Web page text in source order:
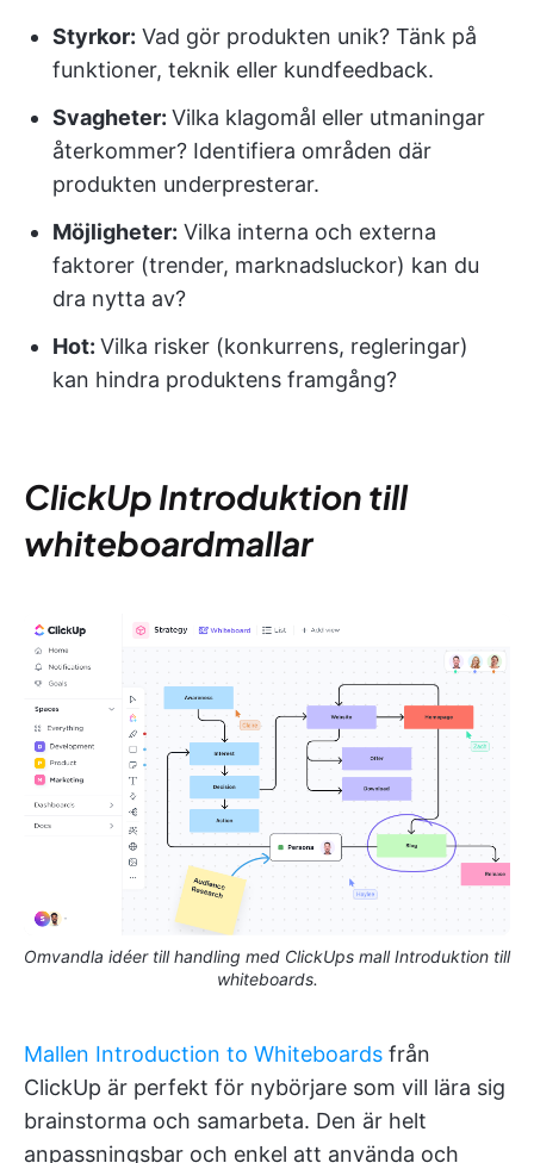
Styrkor: Vad gör produkten unik? Tänk på
funktioner, teknik eller kundfeedback.
Svagheter: Vilka klagomål eller utmaningar
återkommer? Identifiera områden där
produkten underpresterar.
Möjligheter: Vilka interna och externa
faktorer (trender, marknadsluckor) kan du
dra nytta av?
Hot: Vilka risker (konkurrens, regleringar)
kan hindra produktens framgång?
ClickUp Introduktion till
whiteboardmallar
Omvandla idéer till handling med ClickUps mall Introduktion till
whiteboards.
Mallen Introduction to Whiteboards från
ClickUp är perfekt för nybörjare som vill lära sig
brainstorma och samarbeta. Den är helt
anpassningsbar och enkel att använda och